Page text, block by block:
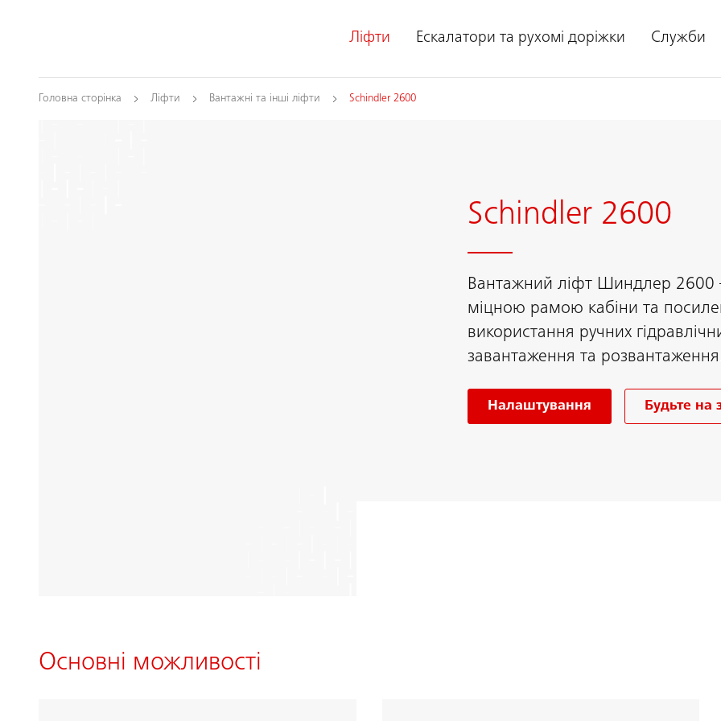
Ліфти Ескалатори та рухомі доріжки Служби
Головна сторінка Ліфти Вантажні та інші ліфти Schindler 2600
Schindler 2600
Вантажний ліфт Шиндлер 2600
міцною рамою кабіни та
використання ручних
завантаження та
Налаштування Будьте на
Основні можливості